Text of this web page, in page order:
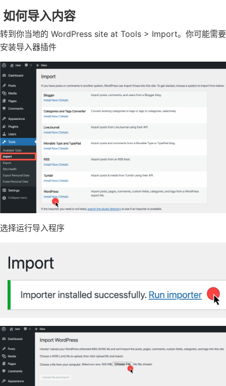
如何导入内容
转到你当地的 WordPress site at Tools > Import。你可能需要
安装导入器插件
选择运行导入程序